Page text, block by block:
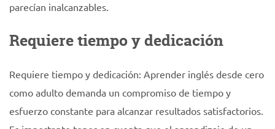
parecían inalcanzables.
Requiere tiempo y dedicación
Requiere tiempo y dedicación: Aprender inglés desde cero
como adulto demanda un compromiso de tiempo y
esfuerzo constante para alcanzar resultados satisfactorios.